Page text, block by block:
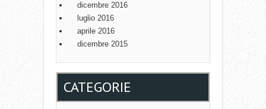
dicembre 2016
luglio 2016
aprile 2016
dicembre 2015
CATEGORIE